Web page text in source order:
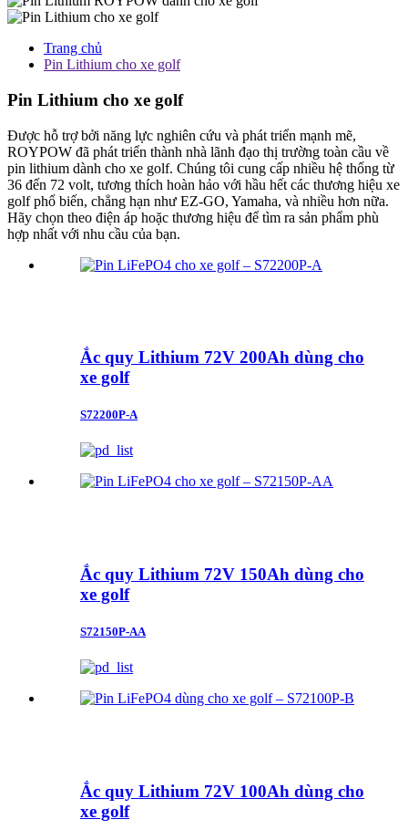
Trang chủ
Pin Lithium cho xe golf
Pin Lithium cho xe golf
Được hỗ trợ bởi năng lực nghiên cứu và phát triển mạnh mẽ,
ROYPOW đã phát triển thành nhà lãnh đạo thị trường toàn cầu về
pin lithium dành cho xe golf. Chúng tôi cung cấp nhiều hệ thống từ
36 đến 72 volt, tương thích hoàn hảo với hầu hết các thương hiệu xe
golf phổ biến, chẳng hạn như EZ-GO, Yamaha, và nhiều hơn nữa.
Hãy chọn theo điện áp hoặc thương hiệu để tìm ra sản phẩm phù
hợp nhất với nhu cầu của bạn.
Ắc quy Lithium 72V 200Ah dùng cho
xe golf
S72200P-A
Ắc quy Lithium 72V 150Ah dùng cho
xe golf
S72150P-AA
Ắc quy Lithium 72V 100Ah dùng cho
xe golf